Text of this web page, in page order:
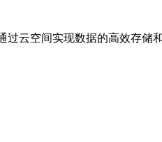
过云空间实现数据的高效存储